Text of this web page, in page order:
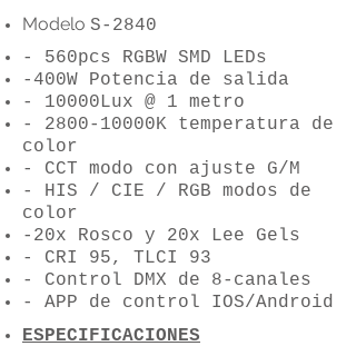
Modelo S-2840
- 560pcs RGBW SMD LEDs
-400W Potencia de salida
- 10000Lux @ 1 metro
- 2800-10000K temperatura de
color
- CCT modo con ajuste G/M
- HIS / CIE / RGB modos de
color
-20x Rosco y 20x Lee Gels
- CRI 95, TLCI 93
- Control DMX de 8-canales
- APP de control IOS/Android
ESPECIFICACIONES